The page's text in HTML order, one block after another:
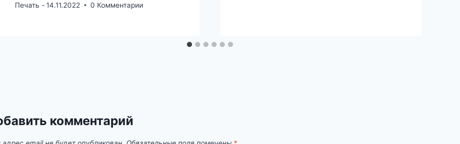
Печать -14.11.2022 0 Комментарии
комментарий